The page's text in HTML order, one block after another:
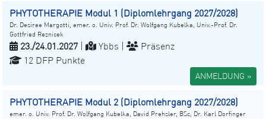
PHYTOTHERAPIE Modul 1 (Diplomlehrgang 2027/2028)
Dr. Desiree Margotti, emer. o. Univ. Prof. Dr. Wolfgang Kubelka, Univ.-Prof. Dr.
Gottfried Reznicek
23./24.01.2027 Ybbs |
Präsenz
12 DFP Punkte
ANMELDUNG »
PHYTOTHERAPIE Modul 2 (Diplomlehrgang 2027/2028)
emer. o. Univ. Prof. Dr. Wolfgang Kubelka, David Prehsler, BSc, Dr. Karl Dorfinger